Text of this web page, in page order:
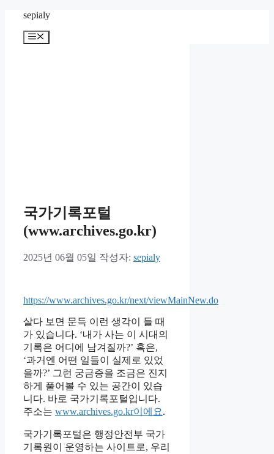
sepialy
메
국가기록포털
(www.archives.go.kr)
2025년 06월 05일 작성자: sepialy
https://www.archives.go.kr/next/viewMainNew.do
살다 보면 문득 이런 생각이 들 때
가 있습니다. ‘내가 사는 이 시대의
기록은 어디에 남겨질까?’ 혹은,
‘과거엔 어떤 일들이 실제로 있었
을까?’ 그런 궁금증을 조금은 진지
하게 풀어볼 수 있는 공간이 있습
니다. 바로 국가기록포털입니다.
주소는 www.archives.go.kr이에요.
국가기록포털은 행정안전부 국가
기록원이 운영하는 사이트로, 우리